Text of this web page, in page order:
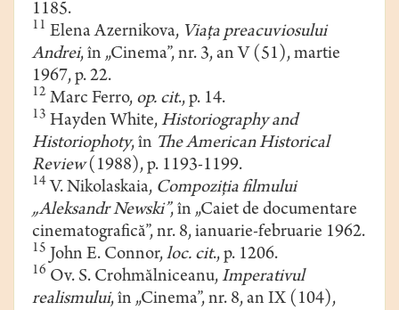
1185.
11 Elena Azernikova, Viaţa preacuviosului
Andrei, în „Cinema”, nr. 3, an V (51), martie
1967, p. 22.
12 Marc Ferro, op. cit., p. 14.
13 Hayden White,Historiography and
Historiophoty, în The American Historical
Review(1988), p. 1193-1199.
14 V. Nikolaskaia, Compoziţia filmului
„Aleksandr Newski”, în „Caiet de documentare
cinematografică”, nr. 8, ianuarie-februarie 1962.
15John E. Connor,loc. cit., p. 1206.
16 Ov. S. Crohmălniceanu,Imperativul
realismului, în „Cinema”, nr. 8, an IX (104),